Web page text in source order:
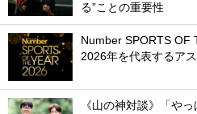
る”ことの重要性
Number SPORTS OF
2026年を代表するア
《山の神対談》「や